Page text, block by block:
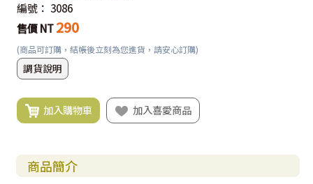
編號： 3086
售價 NT 290
(商品可訂購，結帳後立刻為您進貨，請安心訂購)
調貨說明
加入購物車 加入喜愛商品
商品簡介